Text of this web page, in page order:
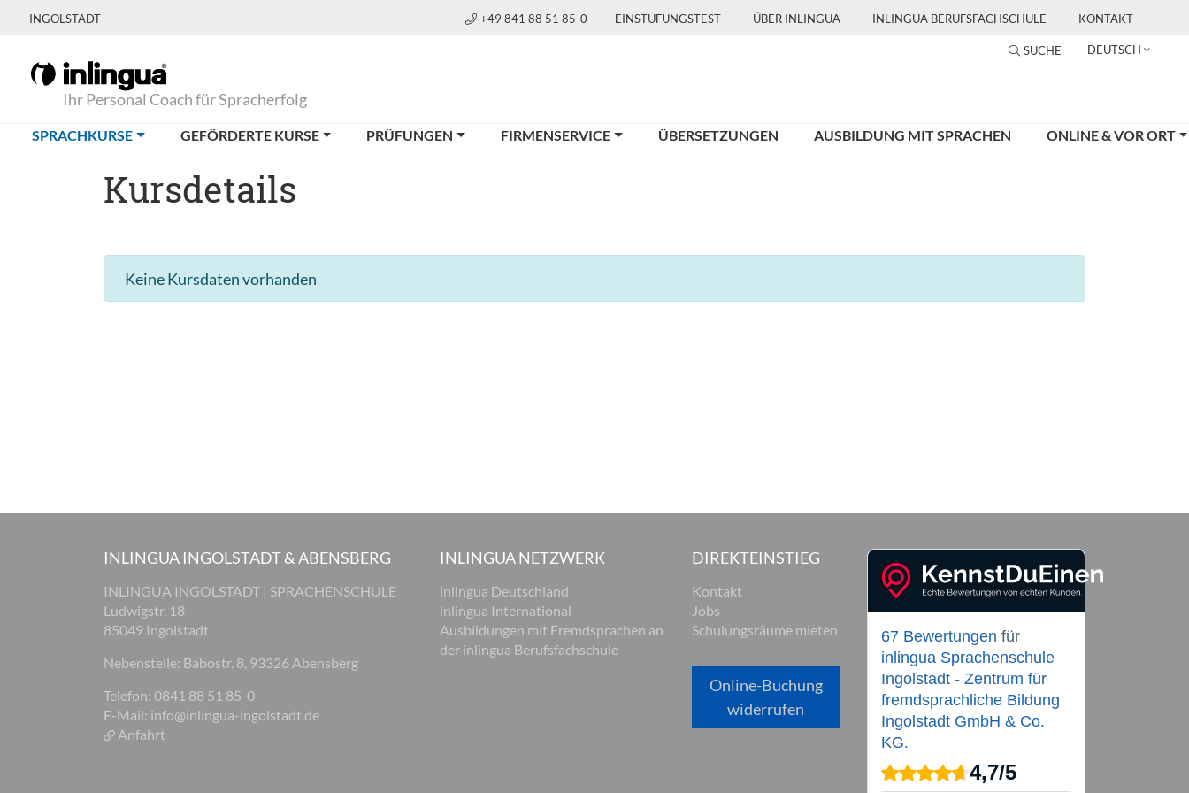
INGOLSTADT +49 841 88 51 85-0 EINSTUFUNGSTEST ÜBER INLINGUA INLINGUA BERUFSFACHSCHULE KONTAKT
SUCHE DEUTSCH
Ihr Personal Coach für Spracherfolg
SPRACHKURSE(CURRENT)GEFÖRDERTE KURSE PRÜFUNGEN FIRMENSERVICE ÜBERSETZUNGEN AUSBILDUNG MIT SPRACHEN ONLINE & VOR ORT
Kursdetails
Keine Kursdaten vorhanden
INLINGUA INGOLSTADT & ABENSBERG
INLINGUA INGOLSTADT | SPRACHENSCHULE
Ludwigstr. 18
85049 Ingolstadt
Nebenstelle: Babostr. 8, 93326 Abensberg
Telefon: 0841 88 51 85-0
E-Mail: info@inlingua-ingolstadt.de
Anfahrt
INLINGUA NETZWERK
inlingua Deutschland
inlingua International
Ausbildungen mit Fremdsprachen an
der inlingua Berufsfachschule
DIREKTEINSTIEG
Kontakt
Jobs
Schulungsräume mieten
Online-Buchung
widerrufen
67 Bewertungen für
inlingua Sprachenschule
Ingolstadt - Zentrum für
fremdsprachliche Bildung
Ingolstadt GmbH & Co.
KG.
4,7/5